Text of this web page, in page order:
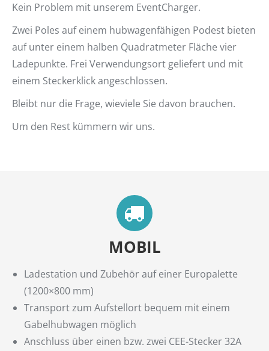
Kein Problem mit unserem EventCharger.
Zwei Poles auf einem hubwagenfähigen Podest bieten
auf unter einem halben Quadratmeter Fläche vier
Ladepunkte. Frei Verwendungsort geliefert und mit
einem Steckerklick angeschlossen.
Bleibt nur die Frage, wieviele Sie davon brauchen.
Um den Rest kümmern wir uns.
MOBIL
Ladestation und Zubehör auf einer Europalette
(1200×800 mm)
Transport zum Aufstellort bequem mit einem
Gabelhubwagen möglich
Anschluss über einen bzw. zwei CEE-Stecker 32A